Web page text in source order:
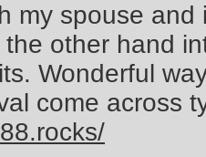
my spouse
other hand
Wonderful
come across